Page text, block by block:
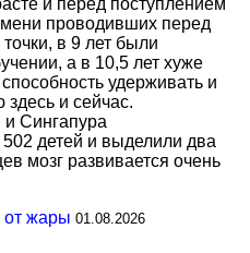
и перед поступлением
проводивших перед
в 9 лет были
а в 10,5 лет хуже
удерживать и
и сейчас.
Сингапура
детей и выделили два
мозг развивается очень
жары 01.08.2026